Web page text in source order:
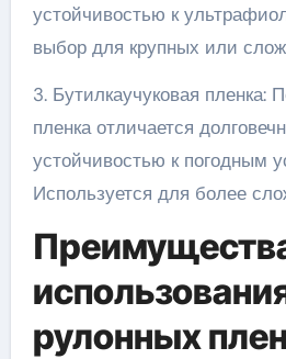
устойчивостью к
выбор для крупных или
3. Бутилкаучуковая
пленка отличается
устойчивостью к погодным
Используется для более
рулонных